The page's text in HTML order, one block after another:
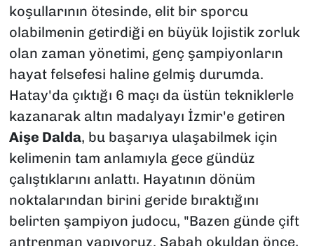
koşullarının ötesinde, elit bir sporcu
olabilmenin getirdiği en büyük lojistik zorluk
olan zaman yönetimi, genç şampiyonların
hayat felsefesi haline gelmiş durumda.
Hatay'da çıktığı 6 maçı da üstün tekniklerle
kazanarak altın madalyayı İzmir'e getiren
Aişe Dalda, bu başarıya ulaşabilmek için
kelimenin tam anlamıyla gece gündüz
çalıştıklarını anlattı. Hayatının dönüm
noktalarından birini geride bıraktığını
belirten şampiyon judocu, "Bazen günde çift
antrenman yapıyoruz. Sabah okuldan önce,